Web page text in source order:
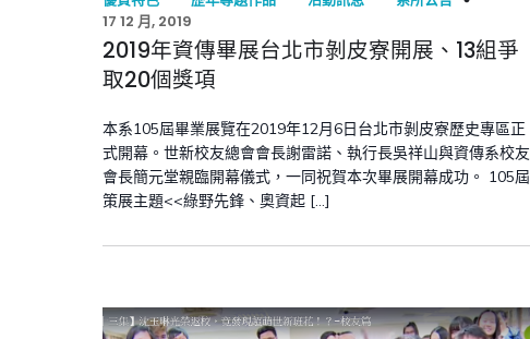
17 12 月, 2019
2019年資傳畢展台北市剝皮寮開展、13組爭
取20個獎項
本系105屆畢業展覽在2019年12月6日台北市剝皮寮歷史專區正
式開幕。世新校友總會會長謝雷諾、執行長吳祥山與資傳系校友
會長簡元堂親臨開幕儀式，一同祝賀本次畢展開幕成功。 105屆
策展主題<<綠野先鋒、奧資起 […]